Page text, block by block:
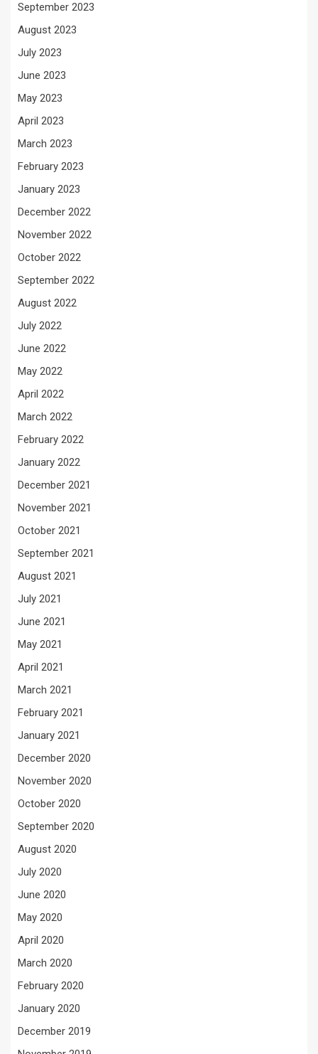
September 2023
August 2023
July 2023
June 2023
May 2023
April 2023
March 2023
February 2023
January 2023
December 2022
November 2022
October 2022
September 2022
August 2022
July 2022
June 2022
May 2022
April 2022
March 2022
February 2022
January 2022
December 2021
November 2021
October 2021
September 2021
August 2021
July 2021
June 2021
May 2021
April 2021
March 2021
February 2021
January 2021
December 2020
November 2020
October 2020
September 2020
August 2020
July 2020
June 2020
May 2020
April 2020
March 2020
February 2020
January 2020
December 2019